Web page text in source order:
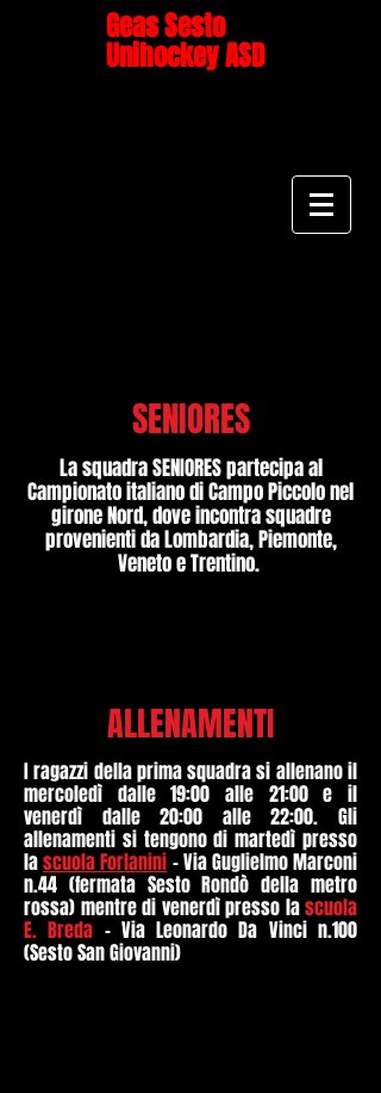
Geas Sesto
Unihockey ASD
SENIORES
La squadra SENIORES partecipa al
Campionato italiano di Campo Piccolo nel
girone Nord, dove incontra squadre
provenienti da Lombardia, Piemonte,
Veneto e Trentino.
ALLENAMENTI
I ragazzi della prima squadra si allenano il
mercoledì dalle 19:00 alle 21:00 e il
venerdì dalle 20:00 alle 22:00. Gli
allenamenti si tengono di martedì presso
lascuola Forlanini - Via Guglielmo Marconi
n.44 (fermata Sesto Rondò della metro
rossa) mentre di venerdì presso lascuola
E. Breda - Via Leonardo Da Vinci n.100
(Sesto San Giovanni)